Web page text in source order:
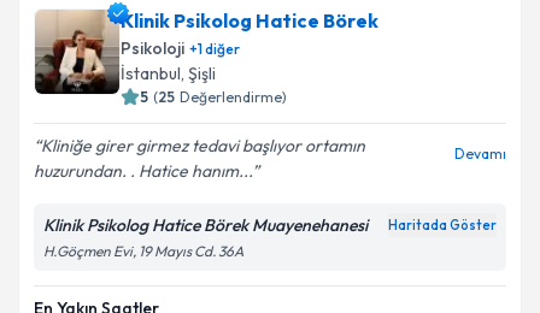
Klinik Psikolog Hatice Börek
Psikoloji +1diğer
İstanbul, Şişli
5 (25 Değerlendirme)
Kliniğe girer girmez tedavi başlıyor ortamın
huzurundan. . Hatice hanım...
Devamı
Klinik Psikolog Hatice Börek Muayenehanesi Haritada Göster
H.Göçmen Evi, 19 Mayıs Cd. 36A
En Yakın Saatler